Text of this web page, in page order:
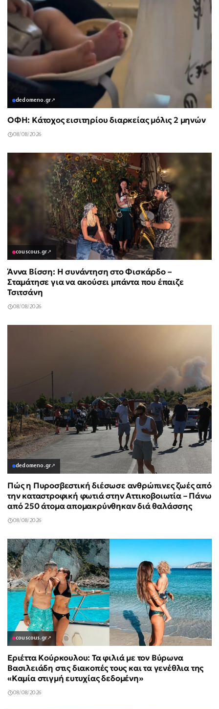
dedomeno.gr↗
ΟΦΗ: Κάτοχος εισιτηρίου διαρκείας μόλις 2 μηνών
08/08/2026
couscous.gr↗
Άννα Βίσση: Η συνάντηση στο Φισκάρδο –
Σταμάτησε για να ακούσει μπάντα που έπαιζε
Τσιτσάνη
08/08/2026
dedomeno.gr↗
Πώς η Πυροσβεστική διέσωσε ανθρώπινες ζωές από
την καταστροφική φωτιά στην Αττικοβοιωτία – Πάνω
από 250 άτομα απομακρύνθηκαν διά θαλάσσης
08/08/2026
couscous.gr↗
Εριέττα Κούρκουλου: Τα φιλιά με τον Βύρωνα
Βασιλειάδη στις διακοπές τους και τα γενέθλια της
«Καμία στιγμή ευτυχίας δεδομένη»
08/08/2026